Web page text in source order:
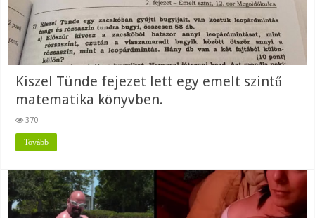
Kiszel Tünde fejezet lett egy emelt szintű
matematika könyvben.
370
Tovább